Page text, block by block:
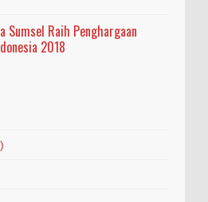
Sumsel Raih Penghargaan
2018